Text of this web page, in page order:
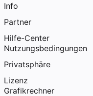
Info
Partner
Hilfe-Center
Nutzungsbedingungen
Privatsphäre
Lizenz
Grafikrechner